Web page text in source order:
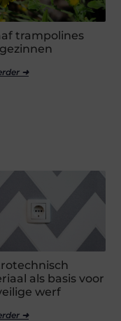
trampolines
➜
als basis voor
werf
➜